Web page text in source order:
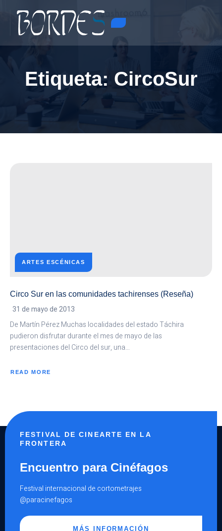
Etiqueta: CircoSur
ARTES ESCÉNICAS
Circo Sur en las comunidades tachirenses (Reseña)
31 de mayo de 2013
De Martín Pérez Muchas localidades del estado Táchira
pudieron disfrutar durante el mes de mayo de las
presentaciones del Circo del sur, una…
READ MORE
ABOUT
(RESEÑA)
FESTIVAL DE CINEARTE EN LA
FRONTERA
Encuentro para Cinéfagos
Festival internacional de cortometrajes
@paracinefagos
MÁS INFORMACIÓN